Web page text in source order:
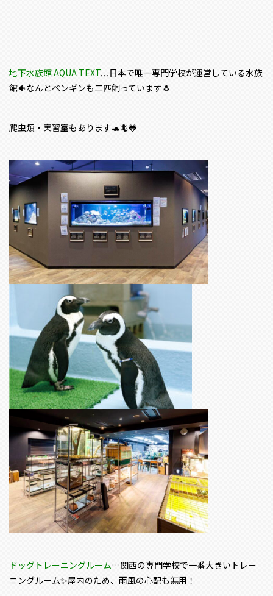
地下水族館 AQUA TEXT…日本で唯一専門学校が運営している水族
館🐠なんとペンギンも二匹飼っています🐧
爬虫類・実習室もあります🐢🦎🐸
ドッグトレーニングルーム…関西の専門学校で一番大きいトレー
ニングルーム✨屋内のため、雨風の心配も無用！